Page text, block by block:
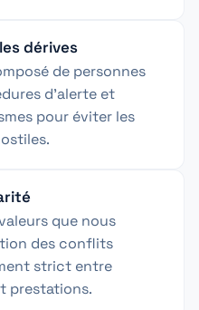
dérives
de personnes
d'alerte et
pour éviter les
que nous
des conflits
strict entre
prestations.